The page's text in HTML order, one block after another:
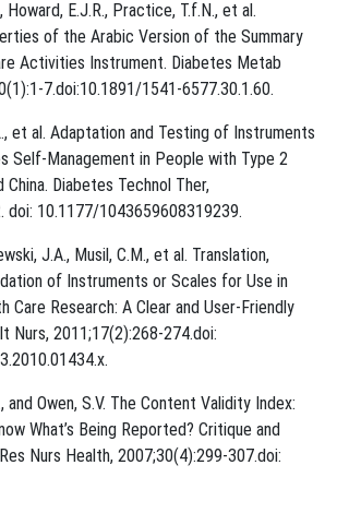
Howard, E.J.R., Practice, T.f.N., et al.
of the Arabic Version of the Summary
Activities Instrument. Diabetes Metab
7.​doi:10.1891/1541-6577.30.1.60.
et al. Adaptation and Testing of Instruments
Self-Management in People with Type 2
China. Diabetes Technol Ther,
​doi: 10.1177/1043659608319239.
J.A., Musil, C.M., et al. Translation,
of Instruments or Scales for Use in
Care Research: A Clear and User-Friendly
Nurs, 2011;17(2):268-274.​doi:
and Owen, S.V. The Content Validity Index:
What’s Being Reported? Critique and
Nurs Health, 2007;30(4):299-307.​doi: